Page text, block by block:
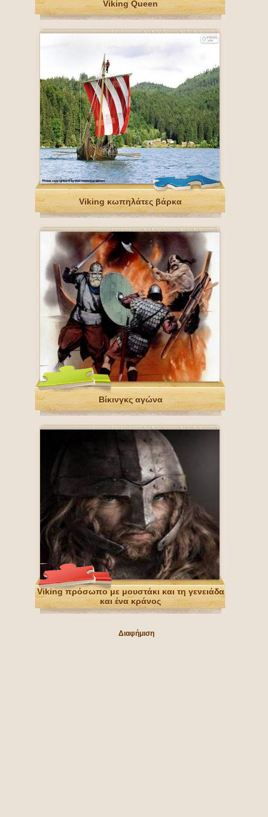
Viking Queen
Viking κωπηλάτες βάρκα
Βίκινγκς αγώνα
Viking πρόσωπο με μουστάκι και τη γενειάδα
και ένα κράνος
Διαφήμιση